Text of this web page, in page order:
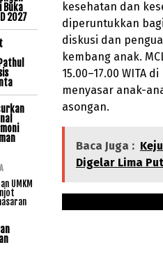
kesehatan dan
diperuntukkan
diskusi dan
kembang anak.
15.00–17.00 WITA
menyasar anak-
asongan.
Baca Juga :
Digelar Lima
Buka
2027